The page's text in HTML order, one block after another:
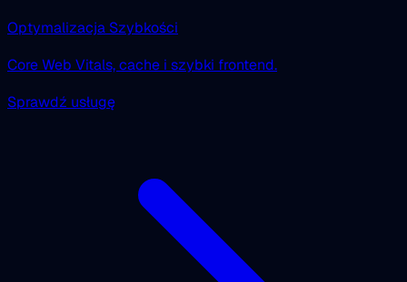
Optymalizacja Szybkości
Core Web Vitals, cache i szybki frontend.
Sprawdź usługę